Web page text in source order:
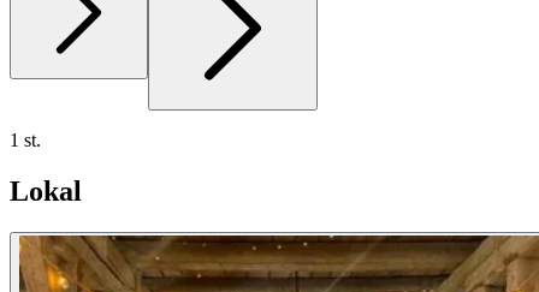
1 st.
Lokal